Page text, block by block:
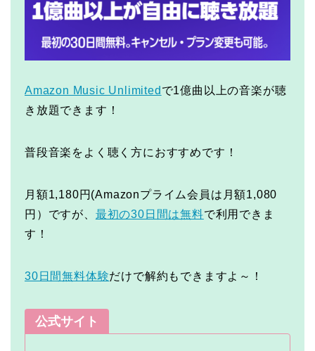
Amazon Music Unlimited で1億曲以上の音楽が聴
き放題できます！
普段音楽をよく聴く方におすすめです！
月額1,180円(Amazonプライム会員は月額1,080
円）ですが、 最初の30日間は無料で利用できま
す！
30日間無料体験だけで解約もできますよ～！
公式サイト